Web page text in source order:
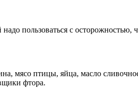
пользоваться с осторожностью,
мясо птицы, яйца, масло
фтора.